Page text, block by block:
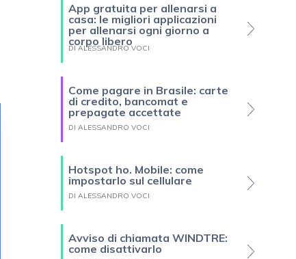
App gratuita per allenarsi a
casa: le migliori applicazioni
per allenarsi ogni giorno a
corpo libero
DI ALESSANDRO VOCI
Come pagare in Brasile: carte
di credito, bancomat e
prepagate accettate
DI ALESSANDRO VOCI
Hotspot ho. Mobile: come
impostarlo sul cellulare
DI ALESSANDRO VOCI
Avviso di chiamata WINDTRE:
come disattivarlo